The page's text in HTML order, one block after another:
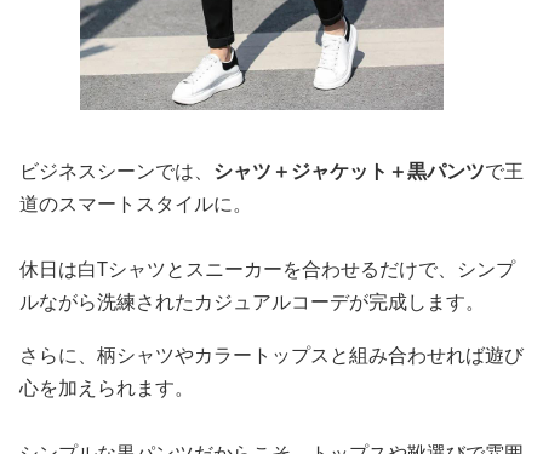
ビジネスシーンでは、 シャツ＋ジャケット＋黒パンツで王
道のスマートスタイルに。
休日は白Tシャツとスニーカーを合わせるだけで、シンプ
ルながら洗練されたカジュアルコーデが完成します。
さらに、柄シャツやカラートップスと組み合わせれば遊び
心を加えられます。